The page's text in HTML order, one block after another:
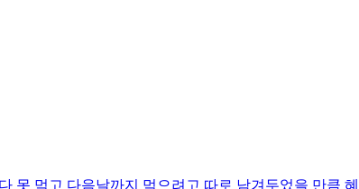
못 먹고 다음날까지 먹으려고 따로 남겨두었을 만큼